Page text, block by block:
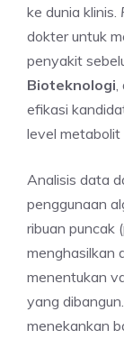
ke dunia klinis.
dokter untuk
penyakit
Bioteknologi
efikasi
level metabolit
Analisis data
penggunaan
ribuan puncak
menghasilkan
menentukan
yang
menekankan